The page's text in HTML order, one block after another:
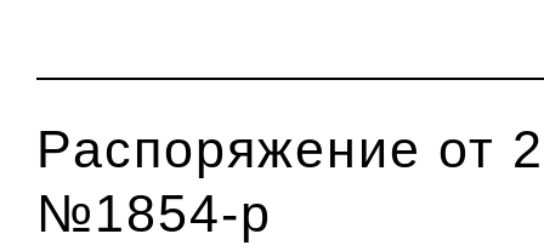
Распоряжение от
№1854-р